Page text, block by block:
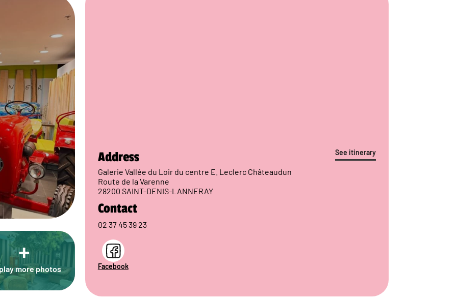
+
more photos
See itinerary
Address
Galerie Vallée du Loir du centre E. Leclerc Châteaudun
Route de la Varenne
28200 SAINT-DENIS-LANNERAY
Contact
02 37 45 39 23
Facebook